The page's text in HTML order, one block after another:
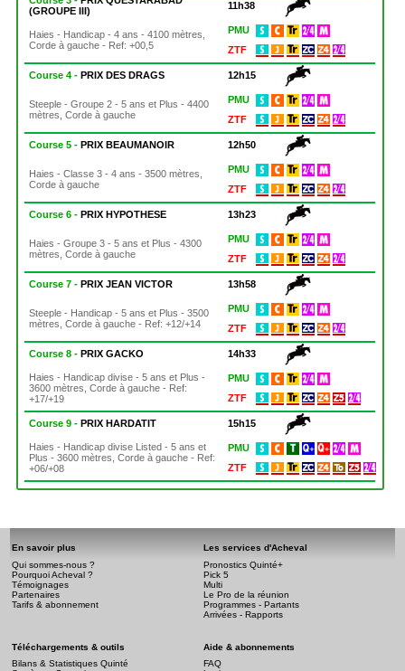
(GROUPE III)
11h38
Haies - Handicap - 4 ans - 4100 mètres,
Corde à gauche - Ref: +00,5
PMU
ZTF
Course 4 -PRIX DES DRAGS 12h15
Steeple - Groupe 2 - 5 ans et Plus - 4400
mètres, Corde à gauche
PMU
ZTF
Course 5 -PRIX BEAUMANOIR 12h50
Haies - Classe 3 - 4 ans - 3500 mètres,
Corde à gauche
PMU
ZTF
Course 6 -PRIX HYPOTHESE 13h23
Haies - Groupe 3 - 5 ans et Plus - 4300
mètres, Corde à gauche
PMU
ZTF
Course 7 -PRIX JEAN VICTOR 13h58
Steeple - Handicap - 5 ans et Plus - 3500
mètres, Corde à gauche - Ref: +12/+14
PMU
ZTF
Course 8 -PRIX GACKO 14h33
Haies - Handicap divise - 5 ans et Plus -
3600 mètres, Corde à gauche - Ref:
+17/+19
PMU
ZTF
Course 9 -PRIX HARDATIT 15h15
Haies - Handicap divise Listed - 5 ans et
Plus - 3600 mètres, Corde à gauche - Ref:
+06/+08
PMU
ZTF
En savoir plus
Qui sommes-nous ?
Pourquoi Acheval ?
Témoignages
Partenaires
Tarifs & abonnement
Les services d'Acheval
Pronostics Quinté+
Pick 5
Multi
Le Pro de la réunion
Programmes - Partants
Arrivées - Rapports
Téléchargements & outils
Bilans & Statistiques Quinté
Aide & abonnements
FAQ